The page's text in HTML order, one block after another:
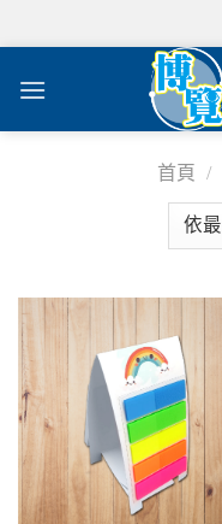
首頁 /